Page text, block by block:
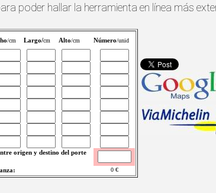
poder hallar la herramienta en línea más
/cm Largo/cm Alto/cm Número/unid
origen y destino del porte
0€